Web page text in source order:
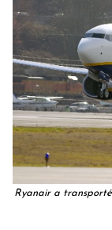
Ryanair a transporté